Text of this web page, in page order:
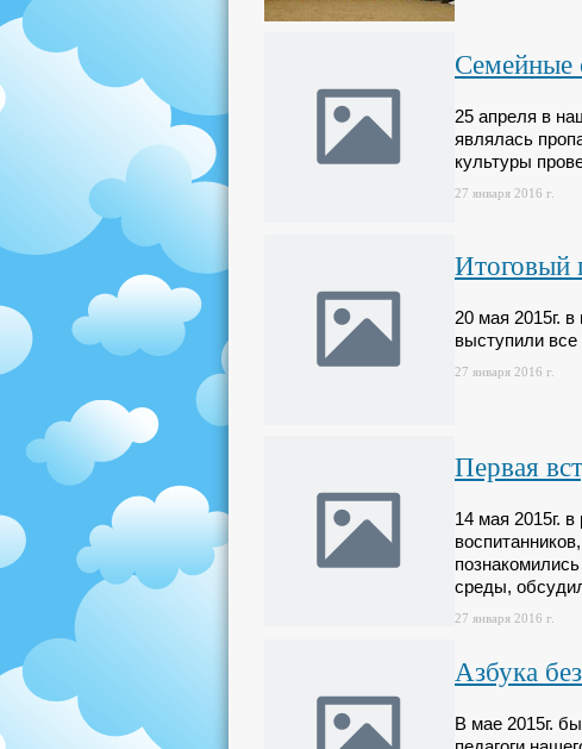
Семейные
25 апреля в
являлась
культуры
27 января 2016 г.
Итоговый
20 мая 2015г.
выступили все
27 января 2016 г.
Первая
14 мая 2015г.
среды,
27 января 2016 г.
Азбука
В мае 2015г.